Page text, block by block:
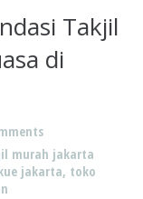
Takjil
di
murah jakarta
jakarta, toko